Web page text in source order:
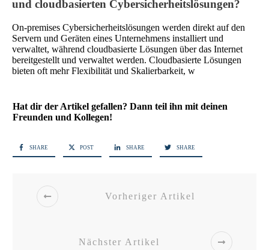
und cloudbasierten Cybersicherheitslösungen?
On-premises Cybersicherheitslösungen werden direkt auf den
Servern und Geräten eines Unternehmens installiert und
verwaltet, während cloudbasierte Lösungen über das Internet
bereitgestellt und verwaltet werden. Cloudbasierte Lösungen
bieten oft mehr Flexibilität und Skalierbarkeit, w
Hat dir der Artikel gefallen? Dann teil ihn mit deinen
Freunden und Kollegen!
SHARE POST SHARE SHARE
Vorheriger Artikel
Nächster Artikel